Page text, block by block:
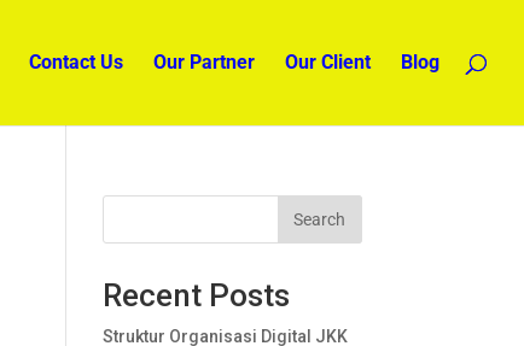
Contact Us Our Partner Our Client Blog
Search
Recent Posts
Struktur Organisasi Digital JKK